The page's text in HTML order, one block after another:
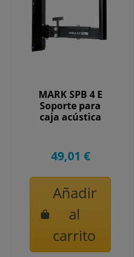
MARK SPB 4 E
Soporte para
caja acústica
49,01 €
Añadir
al
carrito